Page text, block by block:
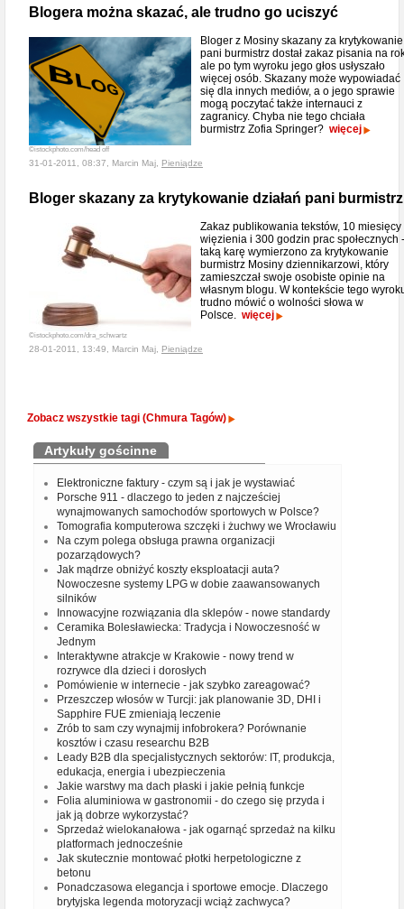
Blogera można skazać, ale trudno go uciszyć
©istockphoto.com/head off
Bloger z Mosiny skazany za krytykowanie
pani burmistrz dostał zakaz pisania na
ale po tym wyroku jego głos usłyszało
więcej osób. Skazany może wypowiadać
się dla innych mediów, a o jego sprawie
mogą poczytać także internauci z
zagranicy. Chyba nie tego chciała
burmistrz Zofia Springer? więcej
31-01-2011, 08:37, Marcin Maj, Pieniądze
Bloger skazany za krytykowanie działań pani burmistrz
©istockphoto.com/dra_schwartz
Zakaz publikowania tekstów, 10 miesięcy
więzienia i 300 godzin prac społecznych -
taką karę wymierzono za krytykowanie
burmistrz Mosiny dziennikarzowi, który
zamieszczał swoje osobiste opinie na
własnym blogu. W kontekście tego
trudno mówić o wolności słowa w
Polsce. więcej
28-01-2011, 13:49, Marcin Maj, Pieniądze
Zobacz wszystkie tagi (Chmura Tagów)
Artykuły gościnne
Elektroniczne faktury - czym są i jak je wystawiać
Porsche 911 - dlaczego to jeden z najcześciej
wynajmowanych samochodów sportowych w Polsce?
Tomografia komputerowa szczęki i żuchwy we Wrocławiu
Na czym polega obsługa prawna organizacji
pozarządowych?
Jak mądrze obniżyć koszty eksploatacji auta?
Nowoczesne systemy LPG w dobie zaawansowanych
silników
Innowacyjne rozwiązania dla sklepów - nowe standardy
Ceramika Bolesławiecka: Tradycja i Nowoczesność w
Jednym
Interaktywne atrakcje w Krakowie - nowy trend w
rozrywce dla dzieci i dorosłych
Pomówienie w internecie - jak szybko zareagować?
Przeszczep włosów w Turcji: jak planowanie 3D, DHI i
Sapphire FUE zmieniają leczenie
Zrób to sam czy wynajmij infobrokera? Porównanie
kosztów i czasu researchu B2B
Leady B2B dla specjalistycznych sektorów: IT, produkcja,
edukacja, energia i ubezpieczenia
Jakie warstwy ma dach płaski i jakie pełnią funkcje
Folia aluminiowa w gastronomii - do czego się przyda i
jak ją dobrze wykorzystać?
Sprzedaż wielokanałowa - jak ogarnąć sprzedaż na kilku
platformach jednocześnie
Jak skutecznie montować płotki herpetologiczne z
betonu
Ponadczasowa elegancja i sportowe emocje. Dlaczego
brytyjska legenda motoryzacji wciąż zachwyca?